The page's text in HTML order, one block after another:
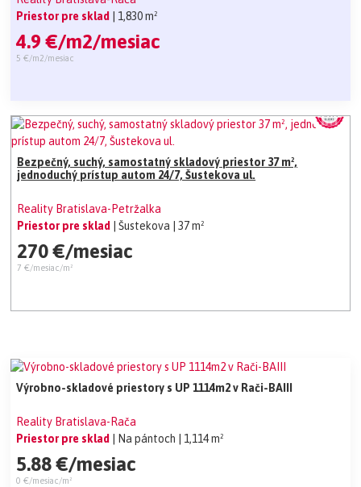
Priestor pre sklad
| 1,830 m²
4.9 €/m2/mesiac
5 €/m2/mesiac
Bezpečný, suchý, samostatný skladový priestor 37 m²,
jednoduchý prístup autom 24/7, Šustekova ul.
Reality Bratislava-Petržalka
Priestor pre sklad
| Šustekova | 37 m²
270 €/mesiac
7 €/mesiac/m²
Výrobno-skladové priestory s UP 1114m2 v Rači-BAIII
Reality Bratislava-Rača
Priestor pre sklad
| Na pántoch | 1,114 m²
5.88 €/mesiac
0 €/mesiac/m²